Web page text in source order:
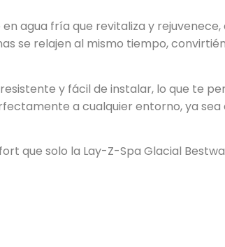
agua fría que revitaliza y
se relajen al mismo tiempo,
y fácil de instalar, lo que te
a cualquier entorno, ya
que solo la Lay-Z-Spa Glacial